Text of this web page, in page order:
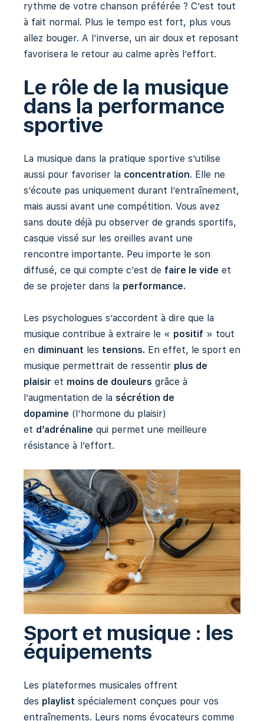
rythme de votre chanson préférée ? C’est tout
à fait normal. Plus le tempo est fort, plus vous
allez bouger. A l’inverse, un air doux et reposant
favorisera le retour au calme après l’effort.
Le rôle de la musique
dans la performance
sportive
La musique dans la pratique sportive s’utilise
aussi pour favoriser la concentration. Elle ne
s’écoute pas uniquement durant l’entraînement,
mais aussi avant une compétition. Vous avez
sans doute déjà pu observer de grands sportifs,
casque vissé sur les oreilles avant une
rencontre importante. Peu importe le son
diffusé, ce qui compte c’est de faire le vide et
de se projeter dans la performance.
Les psychologues s’accordent à dire que la
musique contribue à extraire le « positif » tout
en diminuant les tensions. En effet, le sport en
musique permettrait de ressentir plus de
plaisir et moins de douleurs grâce à
l’augmentation de la sécrétion de
dopamine (l’hormone du plaisir)
et d’adrénaline qui permet une meilleure
résistance à l’effort.
Sport et musique : les
équipements
Les plateformes musicales offrent
des playlist spécialement conçues pour vos
entraînements. Leurs noms évocateurs comme